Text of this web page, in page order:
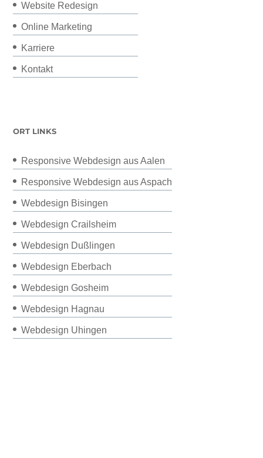
Website Redesign
Online Marketing
Karriere
Kontakt
ORT LINKS
Responsive Webdesign aus Aalen
Responsive Webdesign aus Aspach
Webdesign Bisingen
Webdesign Crailsheim
Webdesign Dußlingen
Webdesign Eberbach
Webdesign Gosheim
Webdesign Hagnau
Webdesign Uhingen